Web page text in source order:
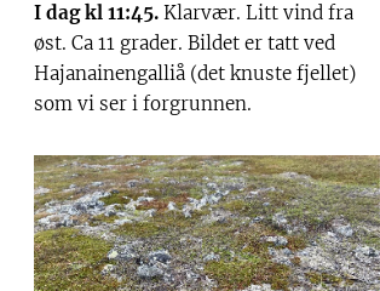
I dag kl 11:45. Klarvær. Litt vind fra
øst. Ca 11 grader. Bildet er tatt ved
Hajanainengalliå (det knuste fjellet)
som vi ser i forgrunnen.